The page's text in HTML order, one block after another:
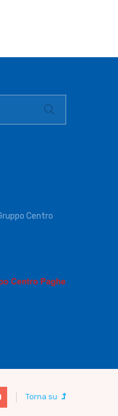
Centro
Torna su